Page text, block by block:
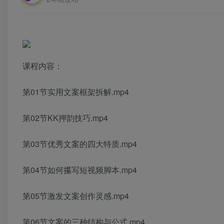
课程内容：
第01节实用文案框架拆解.mp4
第02节KK押韵技巧.mp4
第03节优秀文案的四大特质.mp4
第04节如何攥写短视频脚本.mp4
第05节激发文案创作灵感.mp4